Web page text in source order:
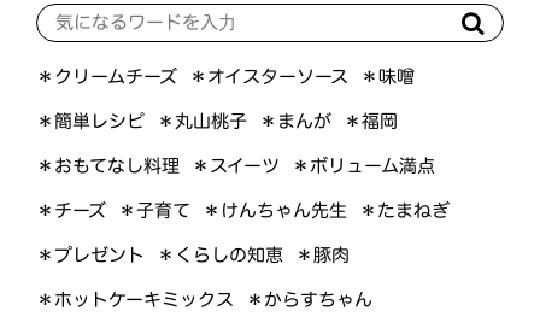
＊クリームチーズ ＊オイスターソース ＊味噌
＊簡単レシピ ＊丸山桃子 ＊まんが ＊福岡
＊おもてなし料理 ＊スイーツ ＊ボリューム満点
＊チーズ ＊子育て ＊けんちゃん先生 ＊たまねぎ
＊プレゼント ＊くらしの知恵 ＊豚肉
＊ホットケーキミックス ＊からすちゃん